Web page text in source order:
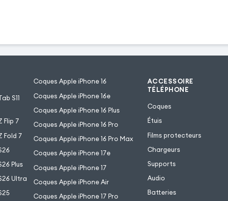
S11
Flip 7
Fold 7
Plus
Ultra
Coques Apple iPhone 16
Coques Apple iPhone 16e
Coques Apple iPhone 16 Plus
Coques Apple iPhone 16 Pro
Coques Apple iPhone 16 Pro Max
Coques Apple iPhone 17e
Coques Apple iPhone 17
Coques Apple iPhone Air
Coques Apple iPhone 17 Pro
ACCESSOIRE
TÉLÉPHONE
Coques
Étuis
Films protecteurs
Chargeurs
Supports
Audio
Batteries